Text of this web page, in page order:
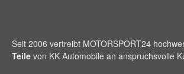
Seit 2006 vertreibt MOTORSPORT24
Teile von KK Automobile an anspruchsvolle